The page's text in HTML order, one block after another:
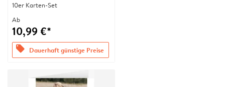
10er Karten-Set
Ab
10,99 €*
offers Dauerhaft günstige Preise